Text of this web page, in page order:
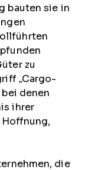
bauten sie in
zu
„Cargo-
denen
ihrer
Hoffnung,
die